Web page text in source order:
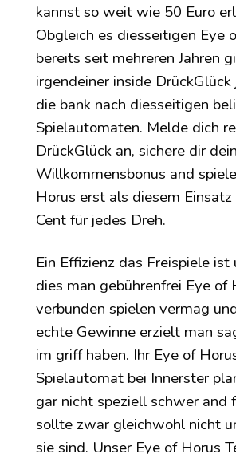
kannst so weit wie 50 Euro
Obgleich es diesseitigen Eye
bereits seit mehreren Jahren
irgendeiner inside
die bank nach diesseitigen
Spielautomaten. Melde dich
DrückGlück an, sichere dir
Willkommensbonus and
Horus erst als diesem
Cent für jedes Dreh.
Ein Effizienz das Freispiele
dies man gebührenfrei Eye of
verbunden spielen vermag
echte Gewinne erzielt man
im griff haben. Ihr Eye of
Spielautomat bei Innerster
gar nicht speziell schwer and
sollte zwar gleichwohl nicht
sie sind. Unser Eye of Horus